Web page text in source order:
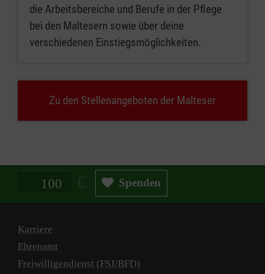
die Arbeitsbereiche und Berufe in der Pflege
bei den Maltesern sowie über deine
verschiedenen Einstiegsmöglichkeiten.
Zu den Stellenangeboten der Malteser
Spendenbetrag in Euro Spenden
Karriere
Ehrenamt
Freiwilligendienst (FSJ/BFD)